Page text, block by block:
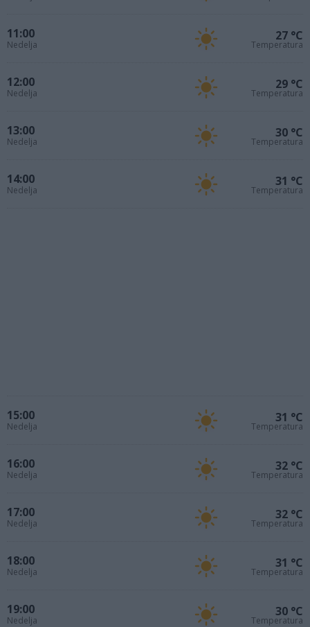
11:00
Nedelja
27 °C
Temperatura
12:00
Nedelja
29 °C
Temperatura
13:00
Nedelja
30 °C
Temperatura
14:00
Nedelja
31 °C
Temperatura
15:00
Nedelja
31 °C
Temperatura
16:00
Nedelja
32 °C
Temperatura
17:00
Nedelja
32 °C
Temperatura
18:00
Nedelja
31 °C
Temperatura
19:00
Nedelja
30 °C
Temperatura